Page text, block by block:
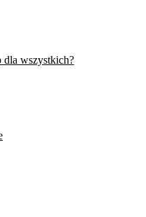
dla wszystkich?